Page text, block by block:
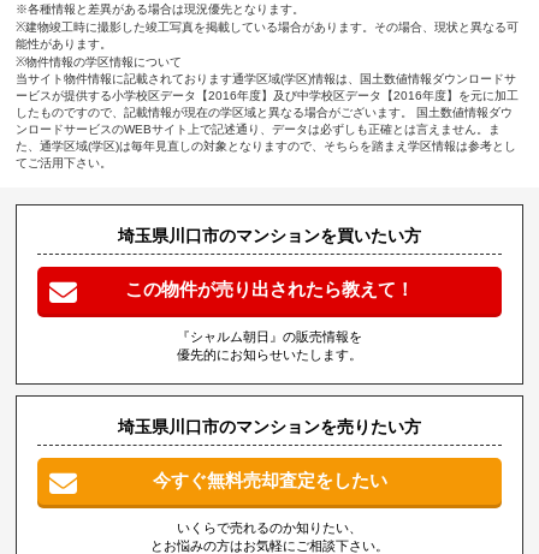
※各種情報と差異がある場合は現況優先となります。
※建物竣工時に撮影した竣工写真を掲載している場合があります。その場合、現状と異なる可
能性があります。
※物件情報の学区情報について
当サイト物件情報に記載されております通学区域(学区)情報は、国土数値情報ダウンロードサ
ービスが提供する小学校区データ【2016年度】及び中学校区データ【2016年度】を元に加工
したものですので、記載情報が現在の学区域と異なる場合がございます。 国土数値情報ダウ
ンロードサービスのWEBサイト上で記述通り、データは必ずしも正確とは言えません。ま
た、通学区域(学区)は毎年見直しの対象となりますので、そちらを踏まえ学区情報は参考とし
てご活用下さい。
埼玉県川口市のマンションを買いたい方
この物件が売り出されたら教えて！
『シャルム朝日』の販売情報を
優先的にお知らせいたします。
埼玉県川口市のマンションを売りたい方
今すぐ無料売却査定をしたい
いくらで売れるのか知りたい、
とお悩みの方はお気軽にご相談下さい。